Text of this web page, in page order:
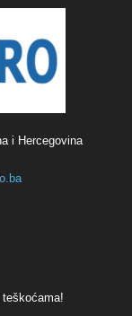
i Hercegovina